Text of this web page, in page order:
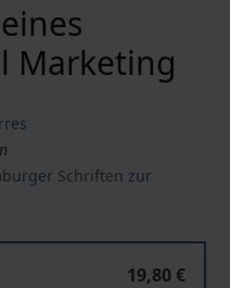
Marketing
Schriften zur
19,80 €